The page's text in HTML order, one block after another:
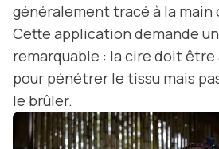
généralement tracé à la main
Cette application demande
remarquable : la cire doit être
pour pénétrer le tissu mais
le brûler.